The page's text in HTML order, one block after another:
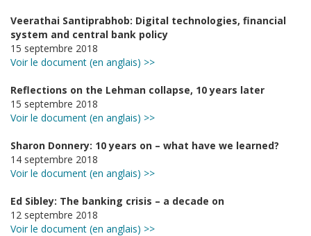
Veerathai Santiprabhob: Digital technologies, financial
system and central bank policy
15 septembre 2018
Voir le document (en anglais) >>
Reflections on the Lehman collapse, 10 years later
15 septembre 2018
Voir le document (en anglais) >>
Sharon Donnery: 10 years on – what have we learned?
14 septembre 2018
Voir le document (en anglais) >>
Ed Sibley: The banking crisis – a decade on
12 septembre 2018
Voir le document (en anglais) >>